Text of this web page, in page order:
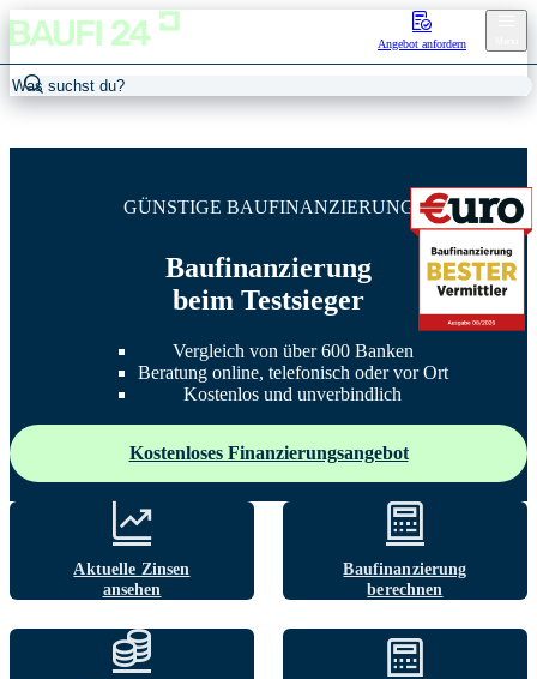
Angebot anfordern
GÜNSTIGE BAUFINANZIERUNG
Baufinanzierung
beim Testsieger
Vergleich von über 600 Banken
Beratung online, telefonisch oder vor Ort
Kostenlos und unverbindlich
Kostenloses Finanzierungsangebot
Aktuelle Zinsen
ansehen
Baufinanzierung
berechnen